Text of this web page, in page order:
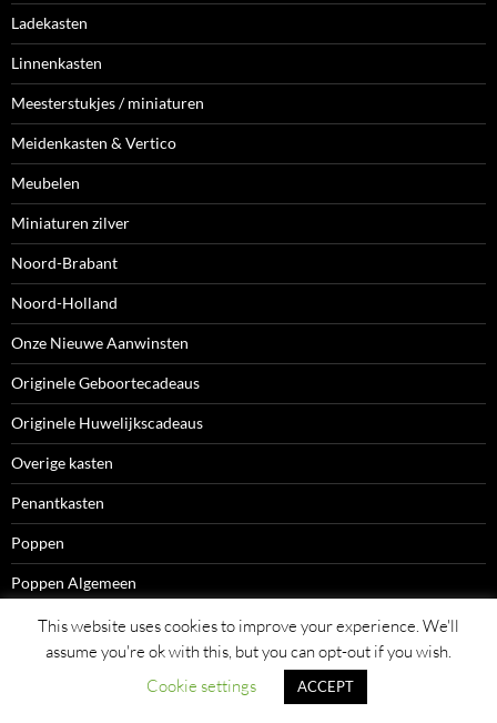
Ladekasten
Linnenkasten
Meesterstukjes / miniaturen
Meidenkasten & Vertico
Meubelen
Miniaturen zilver
Noord-Brabant
Noord-Holland
Onze Nieuwe Aanwinsten
Originele Geboortecadeaus
Originele Huwelijkscadeaus
Overige kasten
Penantkasten
Poppen
Poppen Algemeen
Poppen met Naam
Porseleinkasten
This website uses cookies to improve your experience. We'll
assume you're ok with this, but you can opt-out if you wish.
Cookie settings
ACCEPT